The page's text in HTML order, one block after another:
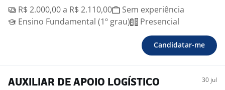
R$ 2.000,00 a R$ 2.110,00
Sem experiência
Ensino Fundamental (1º grau)
Presencial
Candidatar-me
AUXILIAR DE APOIO LOGÍSTICO 30 jul